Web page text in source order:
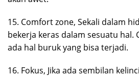
15. Comfort zone, Sekali dalam
bekerja keras dalam sesuatu hal.
ada hal buruk yang bisa terjadi.
16. Fokus, Jika ada sembilan